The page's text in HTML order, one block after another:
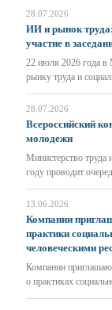
28.07.2026
ИИ и рынок
участие в
22 июля 2026 года в
рынку труда и
28.07.2026
Всероссийский
молодежи
Министерство труда
году проводит
13.06.2026
Компании
практики
человеческими
Компании
о практиках